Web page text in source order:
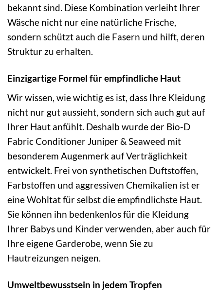
bekannt sind. Diese Kombination verleiht Ihrer
Wäsche nicht nur eine natürliche Frische,
sondern schützt auch die Fasern und hilft, deren
Struktur zu erhalten.
Einzigartige Formel für empfindliche Haut
Wir wissen, wie wichtig es ist, dass Ihre Kleidung
nicht nur gut aussieht, sondern sich auch gut auf
Ihrer Haut anfühlt. Deshalb wurde der Bio-D
Fabric Conditioner Juniper & Seaweed mit
besonderem Augenmerk auf Verträglichkeit
entwickelt. Frei von synthetischen Duftstoffen,
Farbstoffen und aggressiven Chemikalien ist er
eine Wohltat für selbst die empfindlichste Haut.
Sie können ihn bedenkenlos für die Kleidung
Ihrer Babys und Kinder verwenden, aber auch für
Ihre eigene Garderobe, wenn Sie zu
Hautreizungen neigen.
Umweltbewusstsein in jedem Tropfen